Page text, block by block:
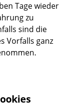
Tage wieder
zu
sind die
Vorfalls ganz